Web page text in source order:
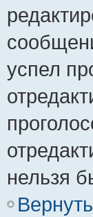
успел
нельзя